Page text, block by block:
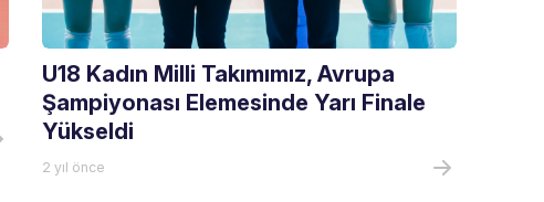
U18 Kadın Milli Takımımız, Avrupa
Şampiyonası Elemesinde Yarı Finale
Yükseldi
2 yıl önce